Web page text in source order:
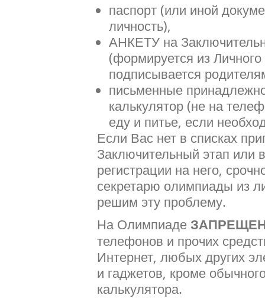
паспорт (или иной
личность),
АНКЕТУ на
(формируется из Личного
подписывается
письменные
калькулятор (не на
еду и питье, если
Если Вас нет в списках
Заключительный этап или
регистрации на него,
секретарю олимпиады из
решим эту проблему.
На Олимпиаде
телефонов и прочих
Интернет, любых других
и гаджетов, кроме
калькулятора.